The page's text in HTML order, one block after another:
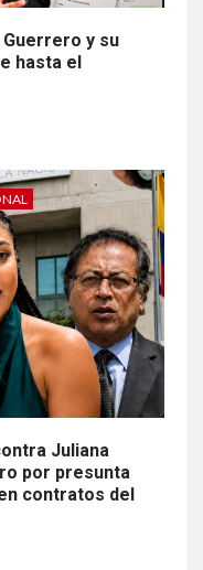
y su
hasta el
Juliana
por presunta
contratos del